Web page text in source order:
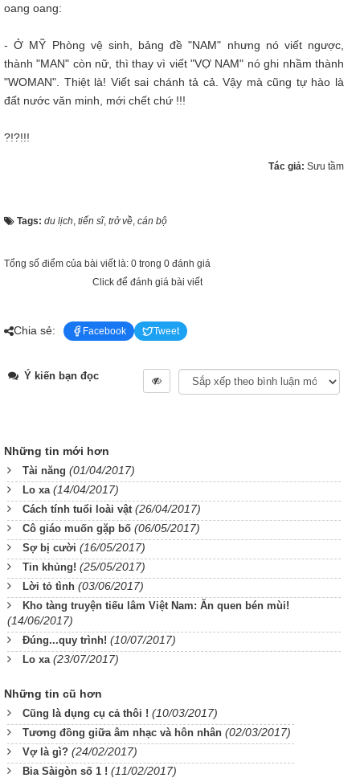
oang oang:
- Ở MỸ Phòng vệ sinh, bảng đề "NAM" nhưng nó viết ngược,
thành "MAN" còn nữ, thì thay vì viết "VỢ NAM" nó ghi nhầm thành
"WOMAN". Thiệt là! Viết sai chánh tả cả. Vậy mà cũng tự hào là
đất nước văn minh, mới chết chứ !!!
?!?!!!
Tác giả: Sưu tầm
Tags: du lịch tiến sĩ, trở về cán bộ
Tổng số điểm của bài viết là: 0 trong 0 đánh giá
Click để đánh giá bài viết
Chia sẻ: Facebook Tweet
Ý kiến bạn đọc
Những tin mới hơn
Tài năng (01/04/2017)
Lo xa (14/04/2017)
Cách tính tuổi loài vật (26/04/2017)
Cô giáo muốn gặp bố (06/05/2017)
Sợ bị cười (16/05/2017)
Tin khủng! (25/05/2017)
Lời tỏ tình (03/06/2017)
Kho tàng truyện tiếu lâm Việt Nam: Ăn quen bén mùi!
(14/06/2017)
Đúng...quy trình! (10/07/2017)
Lo xa (23/07/2017)
Những tin cũ hơn
Cũng là dụng cụ cả thôi ! (10/03/2017)
Tương đồng giữa âm nhạc và hôn nhân (02/03/2017)
Vợ là gì? (24/02/2017)
Bia Sàigòn số 1 ! (11/02/2017)